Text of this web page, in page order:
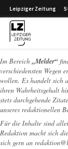
Leipziger Zeitung
Im Bereich „Melder“
verschiedensten Wegen
wollen. Es handelt sich
ihren Wahrheitsgehalt
stets durchgehende
unseres redaktionellen
Für die Inhalte sind
Redaktion macht sich
sich gern an